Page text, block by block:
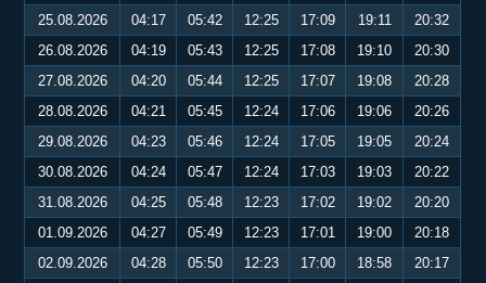
25.08.2026
04:17 05:42 12:25 17:09 19:11
20:32
26.08.2026
04:19 05:43 12:25 17:08 19:10
20:30
27.08.2026
04:20 05:44 12:25 17:07 19:08
20:28
28.08.2026
04:21 05:45 12:24 17:06 19:06
20:26
29.08.2026
04:23 05:46 12:24 17:05 19:05
20:24
30.08.2026
04:24 05:47 12:24 17:03 19:03
20:22
31.08.2026
04:25 05:48 12:23 17:02 19:02
20:20
01.09.2026
04:27 05:49 12:23 17:01 19:00
20:18
02.09.2026
04:28 05:50 12:23 17:00 18:58
20:17